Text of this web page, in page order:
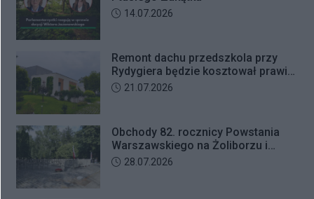
Data dodania artykułu:
14.07.2026
Remont dachu przedszkola przy
Rydygiera będzie kosztował prawie
tyle co jego budowa
Data dodania artykułu:
21.07.2026
Obchody 82. rocznicy Powstania
Warszawskiego na Żoliborzu i
Bielanach
Data dodania artykułu:
28.07.2026